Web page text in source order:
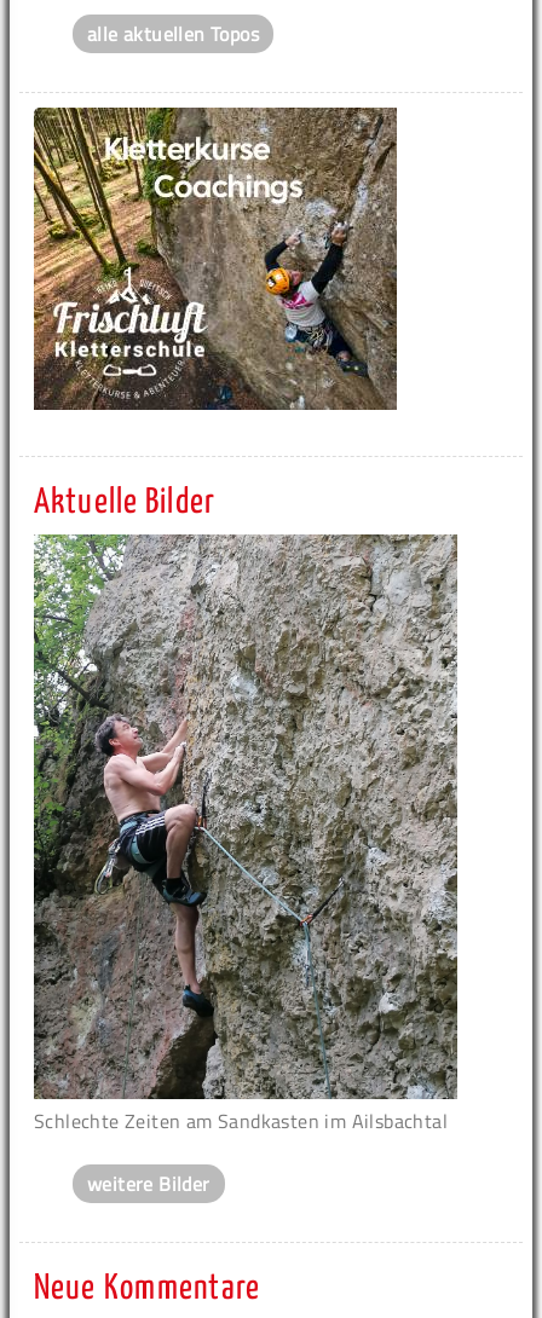
alle aktuellen Topos
Aktuelle Bilder
Schlechte Zeiten am Sandkasten im Ailsbachtal
weitere Bilder
Neue Kommentare